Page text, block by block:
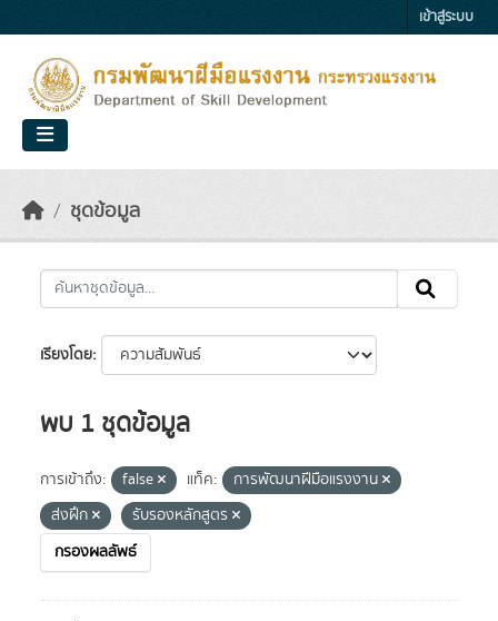
เข้าสู่ระบบ
ชุดข้อมูล
เรียงโดย
พบ 1 ชุดข้อมูล
การเข้าถึง: false แท็ค:
การพัฒนาฝีมือแรงงาน
ส่งฝึก
รับรองหลักสูตร
กรองผลลัพธ์